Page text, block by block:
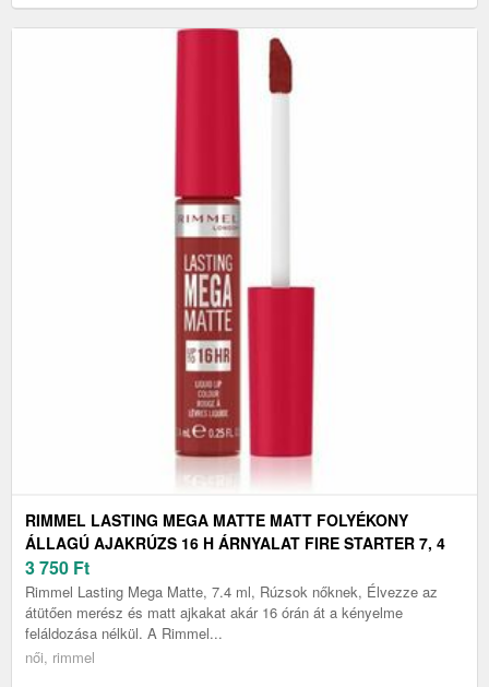
RIMMEL LASTING MEGA MATTE MATT FOLYÉKONY
ÁLLAGÚ AJAKRÚZS 16 H ÁRNYALAT FIRE STARTER 7, 4
ML
3 750 Ft
Rimmel Lasting Mega Matte, 7.4 ml, Rúzsok nőknek, Élvezze az
átütően merész és matt ajkakat akár 16 órán át a kényelme
feláldozása nélkül. A Rimmel...
női, rimmel